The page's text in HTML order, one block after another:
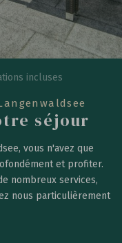
incluses
séjour
vous n'avez que
et profiter.
nombreux services,
nous particulièrement